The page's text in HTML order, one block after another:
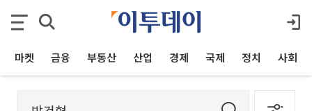
마켓 금융 부동산 산업 경제 국제 정치 사회